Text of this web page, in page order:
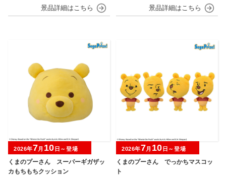
くまのプーさん スーパーギガザッ
カもちもちクッション
2026年7月 10 日～登場
くまのプーさん でっかちマスコッ
ト
2026年7月 10 日～登場